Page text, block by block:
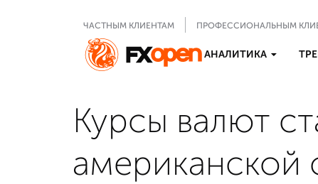
ЧАСТНЫМ КЛИЕНТАМ ПРОФЕССИОНАЛЬНЫМ
АНАЛИТИКА
Курсы валют
американской